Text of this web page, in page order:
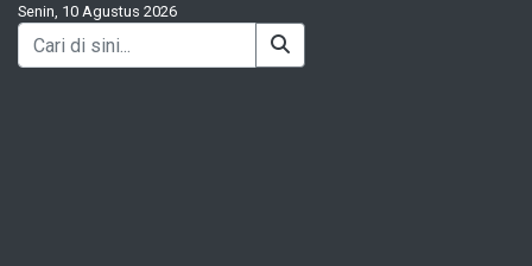
Senin, 10 Agustus 2026